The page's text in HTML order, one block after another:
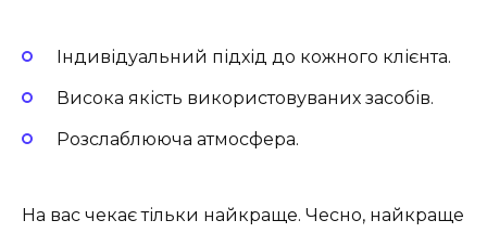
Індивідуальний підхід до кожного клієнта.
Висока якість використовуваних засобів.
Розслаблююча атмосфера.
На вас чекає тільки найкраще. Чесно, найкраще